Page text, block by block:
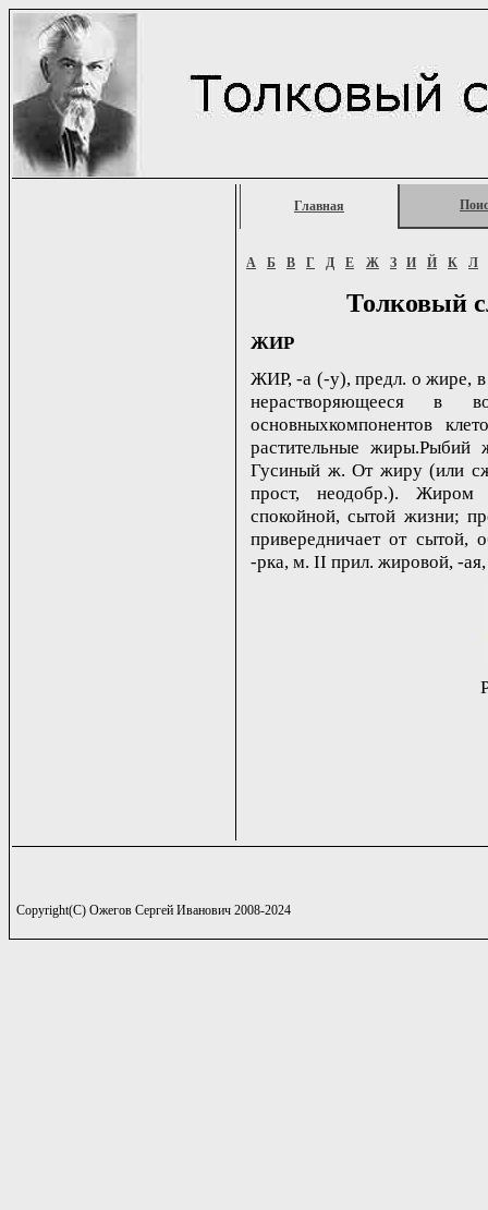
Главная
А Б В Г Д Е Ж З И Й К Л
Толковый
ЖИР
ЖИР, -а (-у), предл. о жире,
нерастворяющееся в
основныхкомпонентов
растительные
Гусиный ж. От жиру (или
прост, неодобр.). Жиром
спокойной, сытой жизни;
привередничает от сытой,
-рка, м. II прил. жировой, -
Copyright(C) Ожегов Сергей Иванович 2008-2024